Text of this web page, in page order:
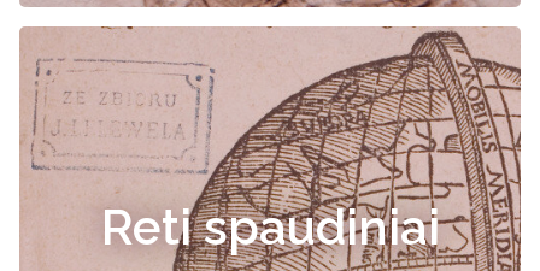
Reti spaudiniai